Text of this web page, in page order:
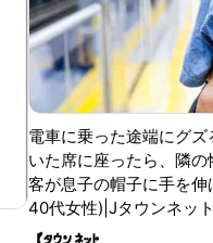
電車に乗った途端にグ
いた席に座ったら、隣の
客が息子の帽子に手を伸
40代女性)|Jタウンネット